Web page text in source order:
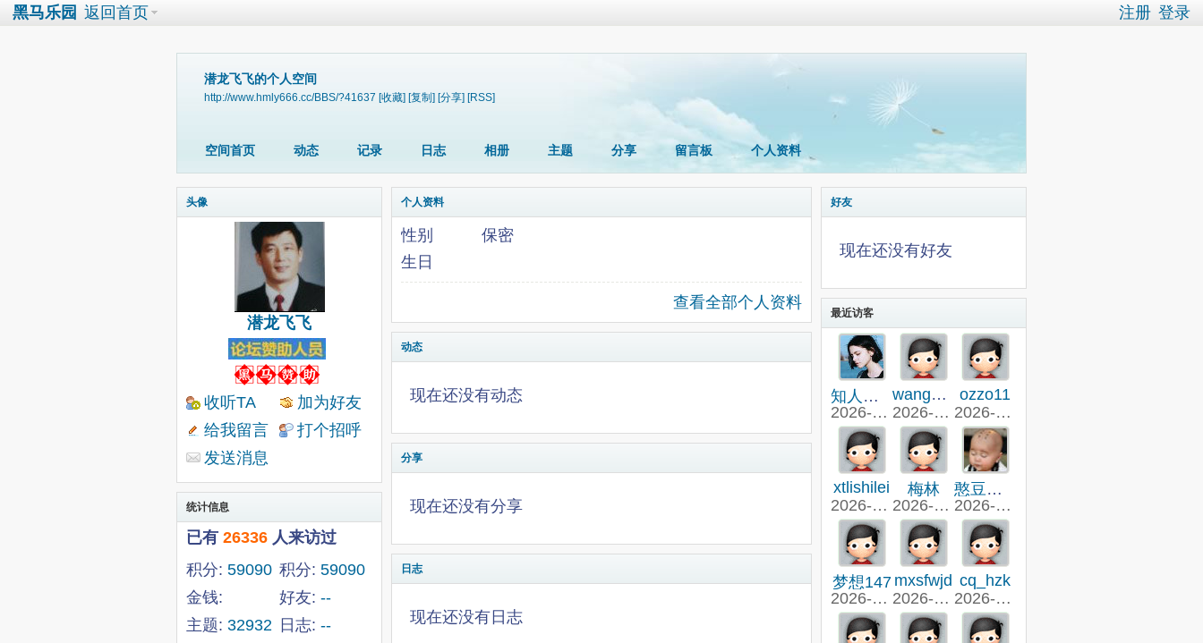
注册 登录
黑马乐园 返回首页
潜龙飞飞的个人空间
http://www.hmly666.cc/BBS/?41637 [收藏] [复制] [分享] [RSS]
空间首页 动态 记录 日志 相册 主题 分享 留言板 个人资料
头像
潜龙飞飞
收听TA
加为好友
给我留言
打个招呼
发送消息
统计信息
已有 26336 人来访过
积分: 59090 积分: 59090
金钱:
168204
好友: --
主题: 32932 日志: --
个人资料
性别
保密
生日
查看全部个人资料
动态
现在还没有动态
分享
现在还没有分享
日志
现在还没有日志
好友
现在还没有好友
最近访客
知人论世
2026-8-6 13:17
wanghonghui
2026-8-6 08:38
ozzo11
2026-8-5 23:11
xtlishilei
2026-8-4 19:28
梅林
2026-8-4 15:46
憨豆爱好者
2026-8-4 09:36
梦想147
2026-8-3 15:19
mxsfwjd
2026-8-2 23:04
cq_hzk
2026-8-2 15:45